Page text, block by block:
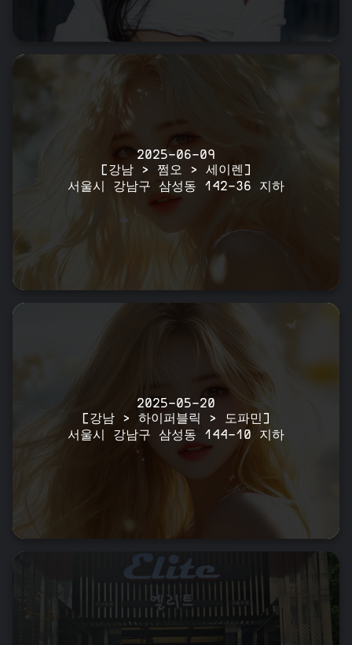
2025-06-09
[강남 > 쩜오 > 세이렌]
서울시 강남구 삼성동 142-36 지하
2025-05-20
[강남 > 하이퍼블릭 > 도파민]
서울시 강남구 삼성동 144-10 지하